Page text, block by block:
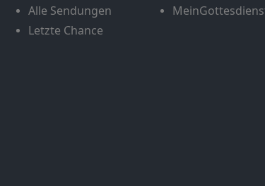
Alle Sendungen
Letzte Chance